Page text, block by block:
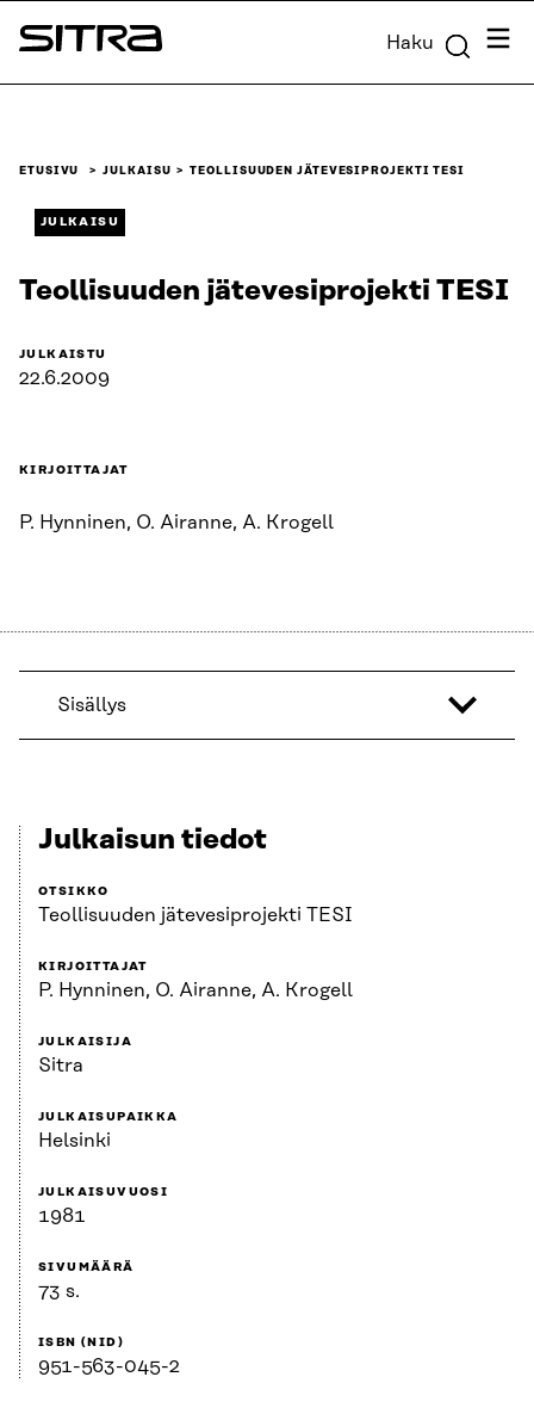
Siirry
suoraan
Sitra Haku
ETUSIVU JULKAISU TEOLLISUUDEN JÄTEVESIPROJEKTI TESI
JULKAISU
Teollisuuden jätevesiprojekti TESI
JULKAISTU
22.6.2009
KIRJOITTAJAT
P. Hynninen, O. Airanne, A. Krogell
Sisällys
Julkaisun tiedot
OTSIKKO
Teollisuuden jätevesiprojekti TESI
KIRJOITTAJAT
P. Hynninen, O. Airanne, A. Krogell
JULKAISIJA
Sitra
JULKAISUPAIKKA
Helsinki
JULKAISUVUOSI
1981
SIVUMÄÄRÄ
73 s.
ISBN (NID)
951-563-045-2